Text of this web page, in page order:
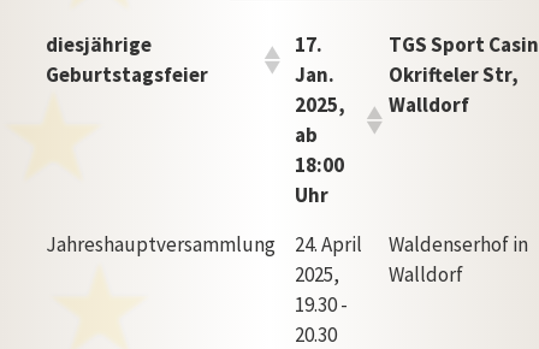
diesjährige
Geburtstagsfeier
17.
Jan.
2025,
ab
18:00
Uhr
TGS Sport
Okrifteler Str,
Walldorf
Jahreshauptversammlung
24. April
2025,
19.30 -
20.30
Waldenserhof in
Walldorf